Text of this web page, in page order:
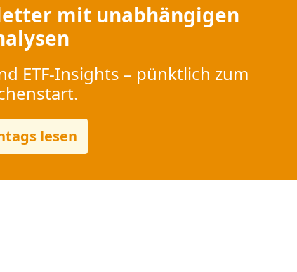
mit unabhängigen
ETF-Insights – pünktlich zum
lesen